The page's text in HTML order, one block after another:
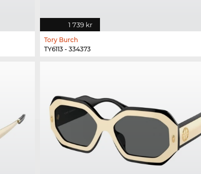
1 739 kr
Tory Burch
TY6113 - 334373